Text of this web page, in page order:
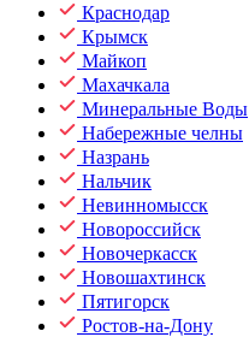
Краснодар
Крымск
Майкоп
Махачкала
Минеральные Воды
Набережные челны
Назрань
Нальчик
Невинномысск
Новороссийск
Новочеркасск
Новошахтинск
Пятигорск
Ростов-на-Дону